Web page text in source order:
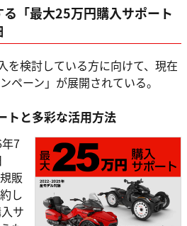
「最大25万円購入サポート
を検討している方に向けて、現在
ペーン」が展開されている。
トと多彩な活用方法
7
販
し
サ